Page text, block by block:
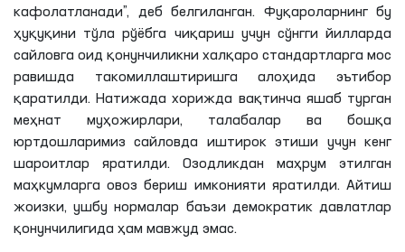
кафолатланади”, деб белгиланган. Фуқароларнинг бу
ҳуқуқини тўла рўёбга чиқариш учун сўнгги йилларда
сайловга оид қонунчиликни халқаро стандартларга мос
равишда такомиллаштиришга алоҳида эътибор
қаратилди. Натижада хорижда вақтинча яшаб турган
меҳнат муҳожирлари, талабалар ва бошқа
юртдошларимиз сайловда иштирок этиши учун кенг
шароитлар яратилди. Озодликдан маҳрум этилган
маҳкумларга овоз бериш имконияти яратилди. Айтиш
жоизки, ушбу нормалар баъзи демократик давлатлар
қонунчилигида ҳам мавжуд эмас.